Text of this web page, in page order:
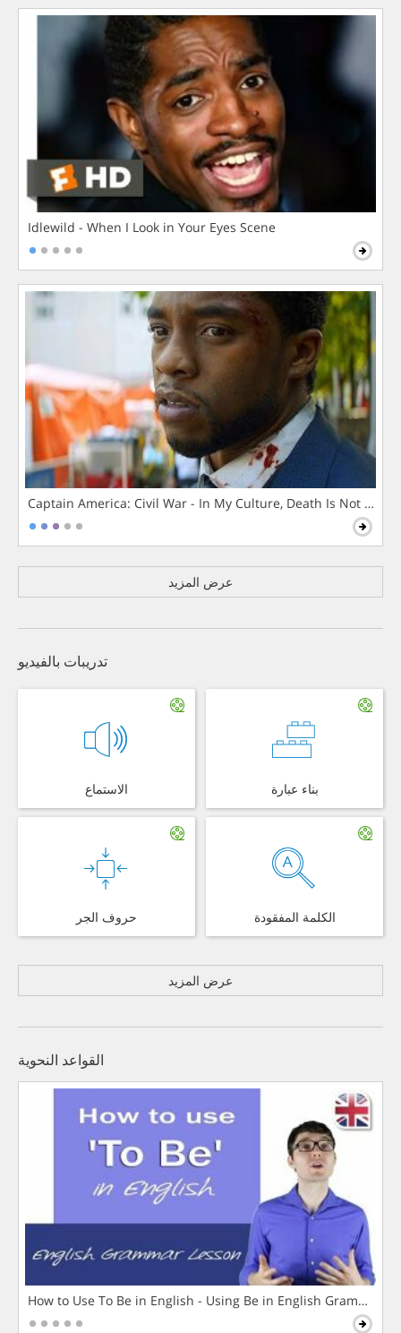
Idlewild - When I Look in Your Eyes Scene
Captain America: Civil War - In My Culture, Death Is Not The
عرض المزيد
تدريبات بالفيديو
الاستماع بناء عبارة
حروف الجر الكلمة المفقودة
عرض المزيد
القواعد النحوية
How to Use To Be in English - Using Be in English Grammar